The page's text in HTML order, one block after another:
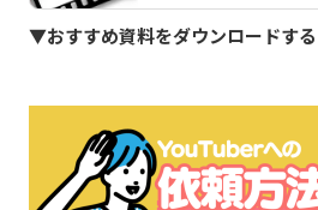
▼おすすめ資料をダウンロードする